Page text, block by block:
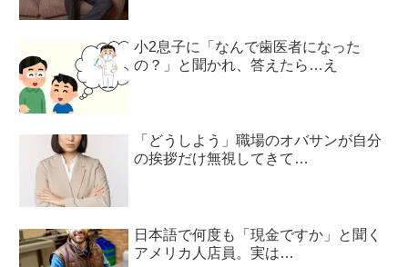
小2息子に「なんで歯医者になった
の？」と聞かれ、答えたら…え
「どうしよう」職場のオバサンが自分
の挨拶だけ無視してきて…
日本語で何度も「現金ですか」と聞く
アメリカ人店員。実は…